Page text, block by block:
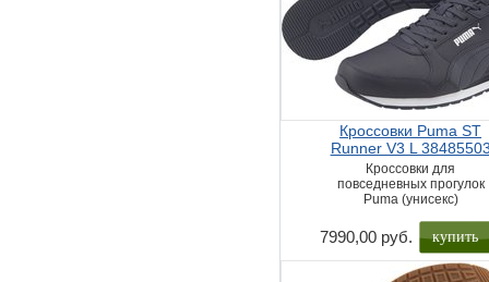
Кроссовки Puma ST
Runner V3 L
Кроссовки для
повседневных прогулок
Puma (унисекс)
7990,00 руб. купить